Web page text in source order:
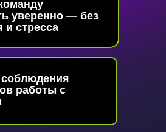
соблюдения
работы с
уверенно — без
и стресса